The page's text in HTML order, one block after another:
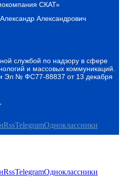
СКАТ»
Александрович
службой по надзору в сфере
и массовых коммуникаций.
Эл № ФС77-88837 от 13 декабря
RssTelegramОдноклассники
RssTelegramОдноклассники